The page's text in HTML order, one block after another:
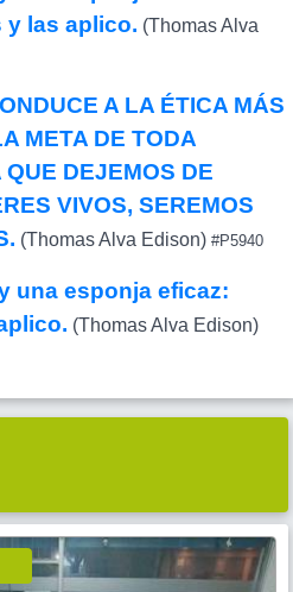
y las aplico. (Thomas Alva
A LA ÉTICA MÁS
META DE TODA
DEJEMOS DE
VIVOS, SEREMOS
(Thomas Alva Edison) #P5940
una esponja eficaz:
(Thomas Alva Edison)